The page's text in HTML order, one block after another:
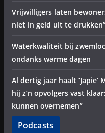
Vrijwilligers laten
niet in geld uit te
Waterkwaliteit bij
ondanks warme dagen
Al dertig jaar haalt
hij z’n opvolgers vast
kunnen overnemen”
Podcasts